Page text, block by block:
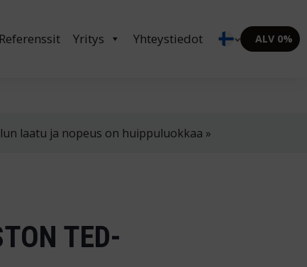
Referenssit Yritys Yhteystiedot ALV 0%
laatu ja nopeus on huippuluokkaa »
TED-